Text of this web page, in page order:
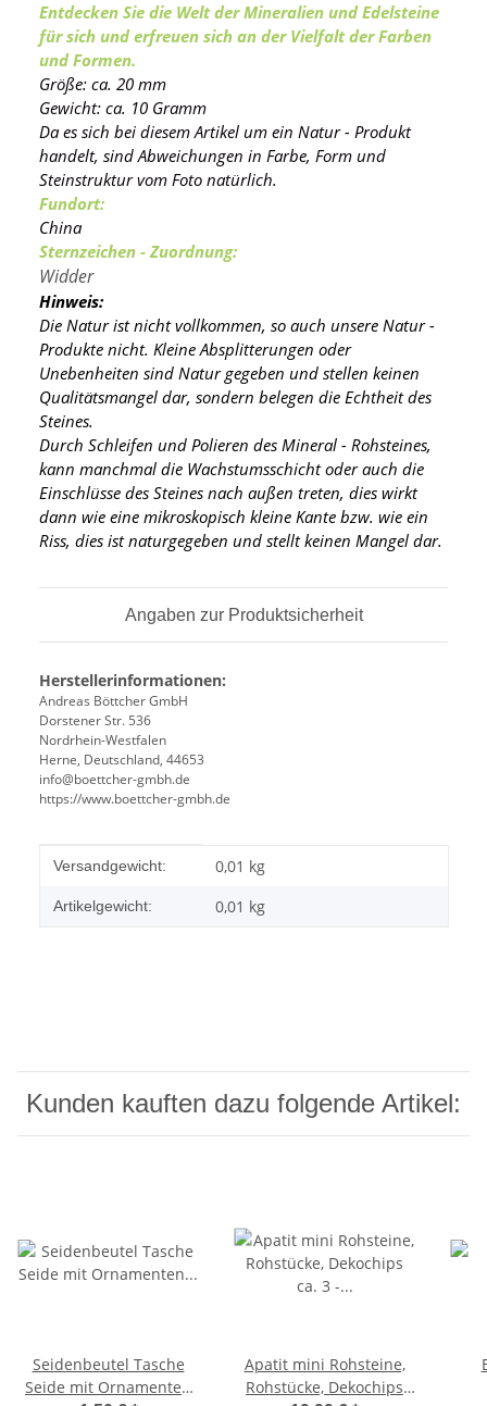
Entdecken Sie die Welt der Mineralien und Edelsteine
für sich und erfreuen sich an der Vielfalt der Farben
und Formen.
Größe: ca. 20 mm
Gewicht: ca. 10 Gramm
Da es sich bei diesem Artikel um ein Natur - Produkt
handelt, sind Abweichungen in Farbe, Form und
Steinstruktur vom Foto natürlich.
Fundort:
China
Sternzeichen - Zuordnung:
Widder
Hinweis:
Die Natur ist nicht vollkommen, so auch unsere Natur -
Produkte nicht. Kleine Absplitterungen oder
Unebenheiten sind Natur gegeben und stellen keinen
Qualitätsmangel dar, sondern belegen die Echtheit des
Steines.
Durch Schleifen und Polieren des Mineral - Rohsteines,
kann manchmal die Wachstumsschicht oder auch die
Einschlüsse des Steines nach außen treten, dies wirkt
dann wie eine mikroskopisch kleine Kante bzw. wie ein
Riss, dies ist naturgegeben und stellt keinen Mangel dar.
Angaben zur Produktsicherheit
Herstellerinformationen:
Andreas Böttcher GmbH
Dorstener Str. 536
Nordrhein-Westfalen
Herne, Deutschland, 44653
info@boettcher-gmbh.de
https://www.boettcher-gmbh.de
Produkteigenschaft
Wert
Versandgewicht: 0,01 kg
Artikelgewicht: 0,01 kg
Kunden kauften dazu folgende Artikel:
Seidenbeutel Tasche
Seide mit Ornamenten
Apatit mini Rohsteine,
Rohstücke, Dekochips